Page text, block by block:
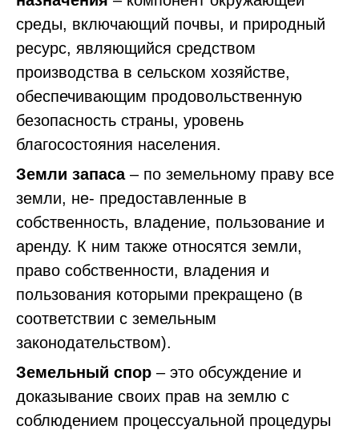
среды, включающий почвы, и природный
ресурс, являющийся средством
производства в сельском хозяйстве,
обеспечивающим продовольственную
безопасность страны, уровень
благосостояния населения.
Земли запаса– по земельному праву все
земли, не- предоставленные в
собственность, владение, пользование и
аренду. К ним также относятся земли,
право собственности, владения и
пользования которыми прекращено (в
соответствии с земельным
законодательством).
Земельный спор – это обсуждение и
доказывание своих прав на землю с
соблюдением процессуальной процедуры